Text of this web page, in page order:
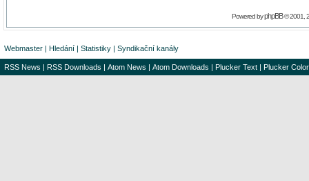
Powered byphpBB© 2001,
Webmaster | Hledání | Statistiky | Syndikační kanály
RSS News | RSS Downloads | Atom News | Atom Downloads | Plucker Text | Plucker Color